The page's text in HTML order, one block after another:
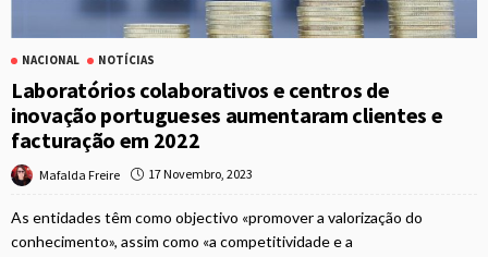
NACIONAL NOTÍCIAS
Laboratórios colaborativos e centros de
inovação portugueses aumentaram clientes e
facturação em 2022
Mafalda Freire 17 Novembro, 2023
As entidades têm como objectivo «promover a valorização do
conhecimento», assim como «a competitividade e a